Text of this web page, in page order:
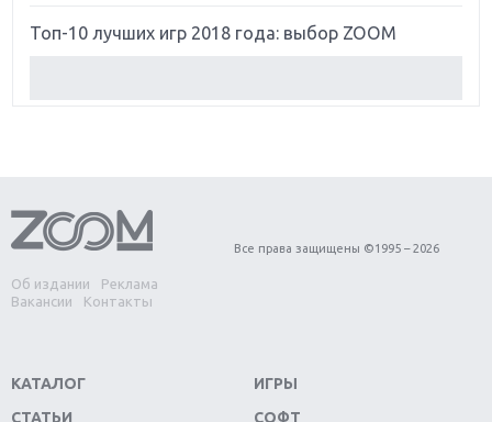
Топ-10 лучших игр 2018 года: выбор ZOOM
Обзор игры Forza Horizon 4: вершина эволюции
Две важных новинки для консолей: Spider-Man и
Divinity Original Sin 2
Switch
Об издании
Реклама
Вакансии
Контакты
Все права защищены ©1995 – 2026
КАТАЛОГ
СТАТЬИ
ИГРЫ
СОФТ